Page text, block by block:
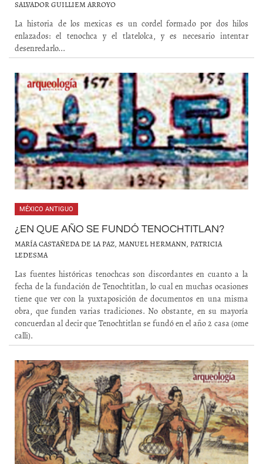
SALVADOR GUILLIEM ARROYO
La historia de los mexicas es un cordel formado por dos hilos
enlazados: el tenochca y el tlatelolca, y es necesario intentar
desenredarlo...
MÉXICO ANTIGUO
¿EN QUE AÑO SE FUNDÓ TENOCHTITLAN?
MARÍA CASTAÑEDA DE LA PAZ, MANUEL HERMANN, PATRICIA
LEDESMA
Las fuentes históricas tenochcas son discordantes en cuanto a la
fecha de la fundación de Tenochtitlan, lo cual en muchas ocasiones
tiene que ver con la yuxtaposición de documentos en una misma
obra, que funden varias tradiciones. No obstante, en su mayoría
concuerdan al decir que Tenochtitlan se fundó en el año 2 casa (ome
calli).